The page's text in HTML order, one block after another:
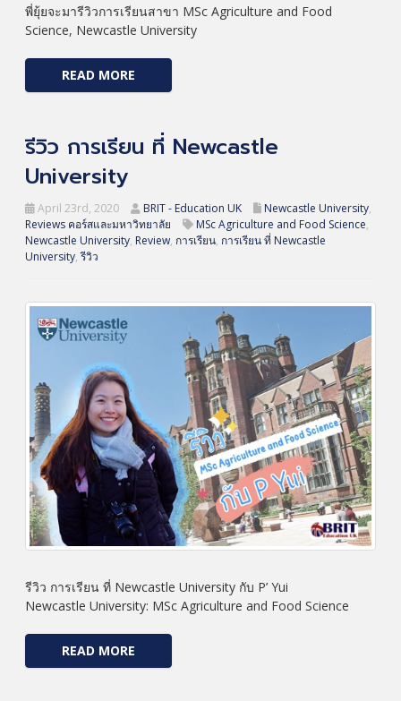
พี่ยุ้ยจะมารีวิวการเรียนสาขา MSc Agriculture and Food
Science, Newcastle University
READ MORE
รีวิว การเรียน ที่ Newcastle
University
April 23rd, 2020 BRIT - Education UK Newcastle University,
Reviews คอร์สและมหาวิทยาลัย
MSc Agriculture and Food Science,
Newcastle University, Review, การเรียน, การเรียน ที่ Newcastle
University,รีวิว
รีวิว การเรียน ที่ Newcastle University กับ P’ Yui
Newcastle University: MSc Agriculture and Food Science
READ MORE